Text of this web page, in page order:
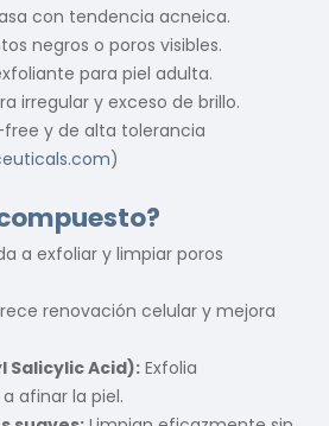
con tendencia acneica.
negros o poros visibles.
para piel adulta.
irregular y exceso de brillo.
y de alta tolerancia
)
a exfoliar y limpiar poros
renovación celular y mejora
Salicylic Acid): Exfolia
afinar la piel.